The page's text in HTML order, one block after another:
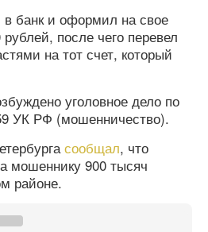
банк и оформил на свое
после чего перевел
на тот счет, который
уголовное дело по
УК РФ (мошенничество).
сообщал, что
мошеннику 900 тысяч
районе.